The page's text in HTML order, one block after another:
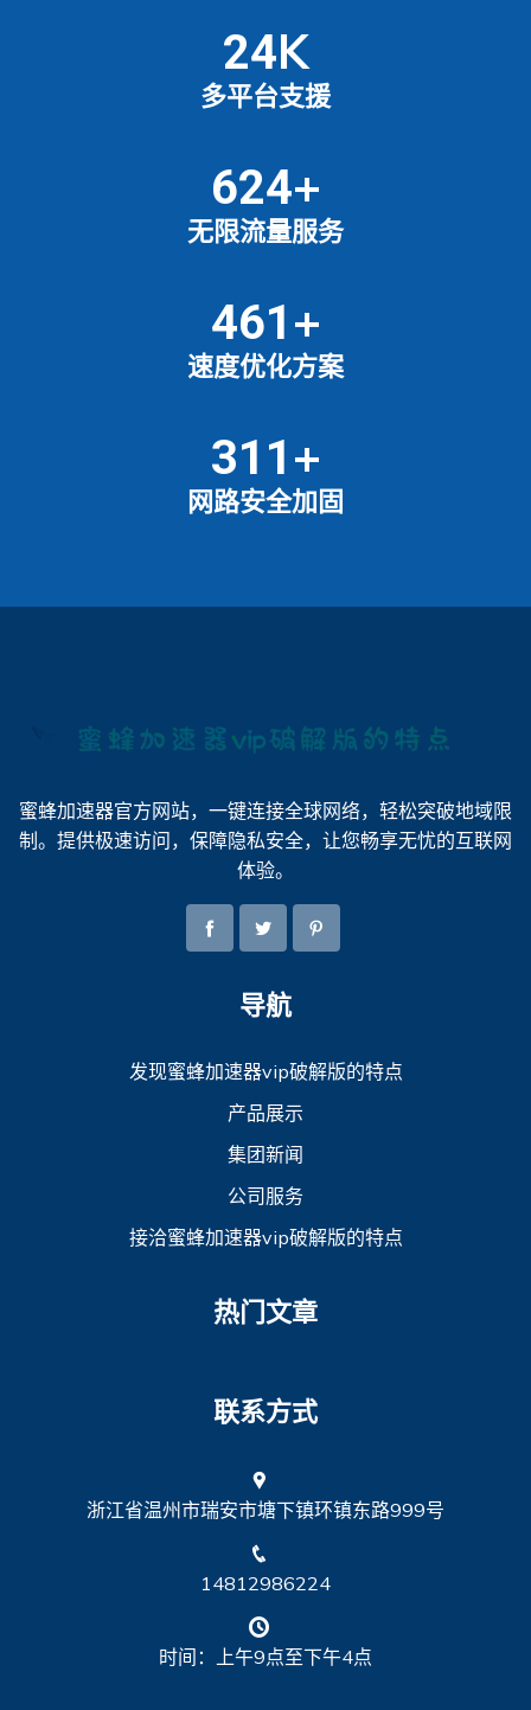
25K
多平台支援
659+
无限流量服务
487+
速度优化方案
346+
网路安全加固
蜜蜂加速器官方网站，一键连接全球网络，轻松突破地域限
制。提供极速访问，保障隐私安全，让您畅享无忧的互联网
体验。
导航
发现蜜蜂加速器vip破解版的特点
产品展示
集团新闻
公司服务
接洽蜜蜂加速器vip破解版的特点
热门文章
联系方式
浙江省温州市瑞安市塘下镇环镇东路999号
14812986224
时间：上午9点至下午4点